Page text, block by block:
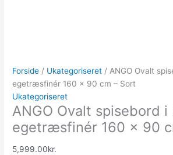
Forside / Ukategoriseret / ANGO Ovalt
egetræsfinér 160 x 90 cm – Sort
Ukategoriseret
ANGO Ovalt spisebord i
egetræsfinér 160 x 90
5,999.00kr.